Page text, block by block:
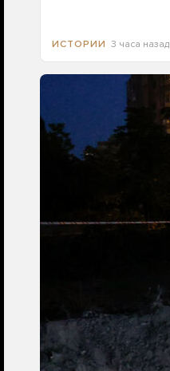
ИСТОРИИ 3 часа назад